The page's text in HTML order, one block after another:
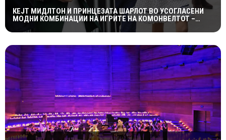
КЕЈТ МИДЛТОН И ПРИНЦЕЗАТА ШАРЛОТ ВО УСОГЛАСЕНИ
МОДНИ КОМБИНАЦИИ НА ИГРИТЕ НА КОМОНВЕЛТОТ –
КРАЛСКОТО СЕМЕЈСТВО ГО ПРИВЛЕЧЕ ЦЕЛОТО ВНИМАНИЕ